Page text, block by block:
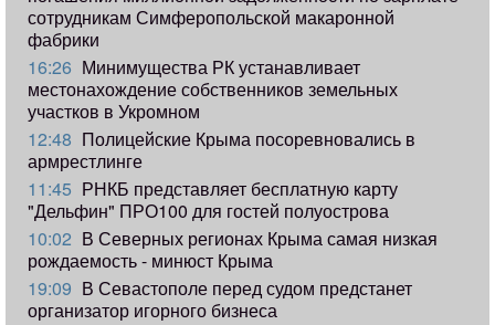
сотрудникам Симферопольской макаронной
фабрики
16:26 Минимущества РК устанавливает
местонахождение собственников земельных
участков в Укромном
12:48 Полицейские Крыма посоревновались в
армрестлинге
11:45 РНКБ представляет бесплатную карту
"Дельфин" ПРО100 для гостей полуострова
10:02 В Северных регионах Крыма самая низкая
рождаемость - минюст Крыма
19:09 В Севастополе перед судом предстанет
организатор игорного бизнеса